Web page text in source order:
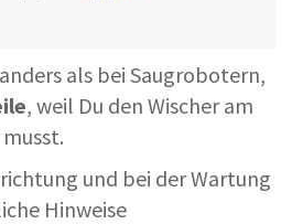
als bei Saugrobotern,
, weil Du den Wischer am
und bei der Wartung
Hinweise